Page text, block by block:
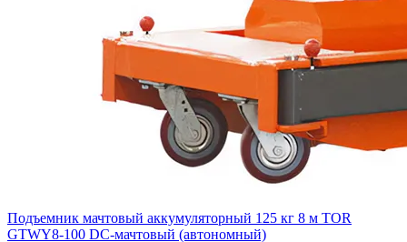
Подъемник мачтовый аккумуляторный 125 кг 8 м TOR
GTWY8-100 DC-мачтовый (автономный)